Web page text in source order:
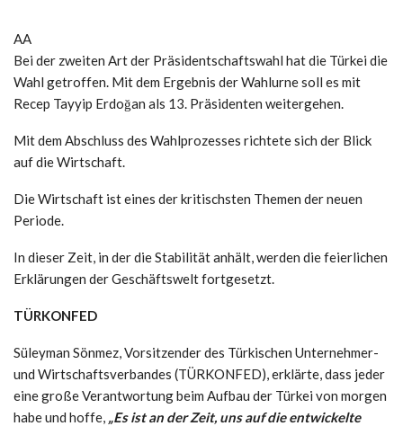
AA
Bei der zweiten Art der Präsidentschaftswahl hat die Türkei die
Wahl getroffen. Mit dem Ergebnis der Wahlurne soll es mit
Recep Tayyip Erdoğan als 13. Präsidenten weitergehen.
Mit dem Abschluss des Wahlprozesses richtete sich der Blick
auf die Wirtschaft.
Die Wirtschaft ist eines der kritischsten Themen der neuen
Periode.
In dieser Zeit, in der die Stabilität anhält, werden die feierlichen
Erklärungen der Geschäftswelt fortgesetzt.
TÜRKONFED
Süleyman Sönmez, Vorsitzender des Türkischen Unternehmer-
und Wirtschaftsverbandes (TÜRKONFED), erklärte, dass jeder
eine große Verantwortung beim Aufbau der Türkei von morgen
habe und hoffe, „Es ist an der Zeit, uns auf die entwickelte